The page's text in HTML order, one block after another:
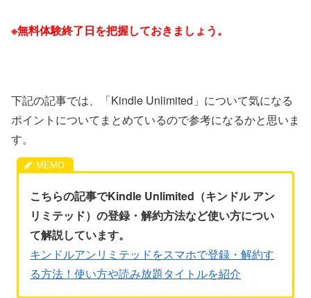
※無料体験終了日を把握しておきましょう。
下記の記事では、「Kindle Unlimited」について気になる
ポイントについてまとめているので参考になるかと思いま
す。
こちらの記事でKindle Unlimited（キンドル アン
リミテッド）の登録・解約方法など使い方につい
て解説しています。
キンドルアンリミテッドをスマホで登録・解約す
る方法！使い方や読み放題タイトルを紹介